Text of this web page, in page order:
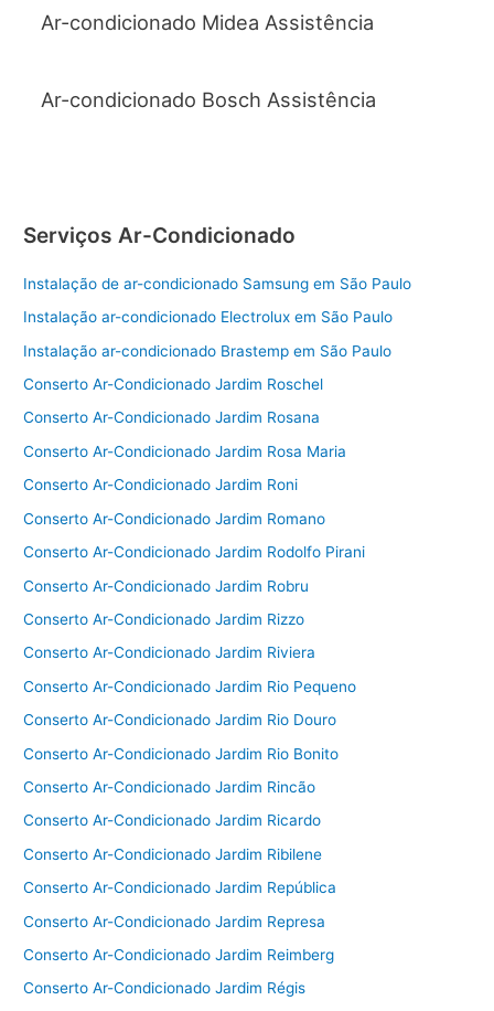
Ar-condicionado Midea Assistência
Ar-condicionado Bosch Assistência
Serviços Ar-Condicionado
Instalação de ar-condicionado Samsung em São Paulo
Instalação ar-condicionado Electrolux em São Paulo
Instalação ar-condicionado Brastemp em São Paulo
Conserto Ar-Condicionado Jardim Roschel
Conserto Ar-Condicionado Jardim Rosana
Conserto Ar-Condicionado Jardim Rosa Maria
Conserto Ar-Condicionado Jardim Roni
Conserto Ar-Condicionado Jardim Romano
Conserto Ar-Condicionado Jardim Rodolfo Pirani
Conserto Ar-Condicionado Jardim Robru
Conserto Ar-Condicionado Jardim Rizzo
Conserto Ar-Condicionado Jardim Riviera
Conserto Ar-Condicionado Jardim Rio Pequeno
Conserto Ar-Condicionado Jardim Rio Douro
Conserto Ar-Condicionado Jardim Rio Bonito
Conserto Ar-Condicionado Jardim Rincão
Conserto Ar-Condicionado Jardim Ricardo
Conserto Ar-Condicionado Jardim Ribilene
Conserto Ar-Condicionado Jardim República
Conserto Ar-Condicionado Jardim Represa
Conserto Ar-Condicionado Jardim Reimberg
Conserto Ar-Condicionado Jardim Régis